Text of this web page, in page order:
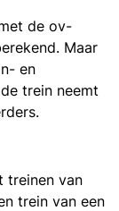
de ov-
Maar
en
trein neemt
treinen van
trein van een